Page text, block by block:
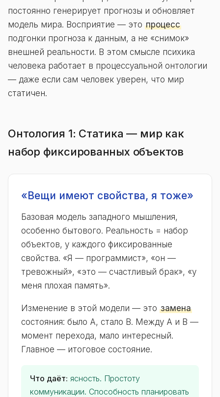
постоянно генерирует прогнозы и обновляет
модель мира. Восприятие — это процесс
подгонки прогноза к данным, а не «снимок»
внешней реальности. В этом смысле психика
человека работает в процессуальной онтологии
— даже если сам человек уверен, что мир
статичен.
Онтология 1: Статика — мир как
набор фиксированных объектов
«Вещи имеют свойства, я тоже»
Базовая модель западного мышления,
особенно бытового. Реальность = набор
объектов, у каждого фиксированные
свойства. «Я — программист», «он —
тревожный», «это — счастливый брак», «у
меня плохая память».
Изменение в этой модели — это замена
состояния: было A, стало B. Между A и B —
момент перехода, мало интересный.
Главное — итоговое состояние.
Что даёт: ясность. Простоту
коммуникации. Способность планировать